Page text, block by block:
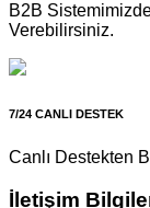
B2B
Verebilirsiniz.
7/24 CANLI DESTEK
Canlı Destekten
İletişim